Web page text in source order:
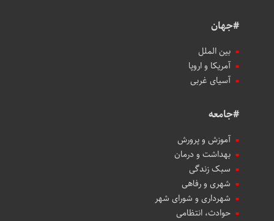
#جهان
بین الملل
آمریکا و اروپا
آسیای غربی
#جامعه
آموزش و پرورش
بهداشت و درمان
سبک زندگی
شهری و رفاهی
شهرداری و شورای شهر
حوادث، انتظامی